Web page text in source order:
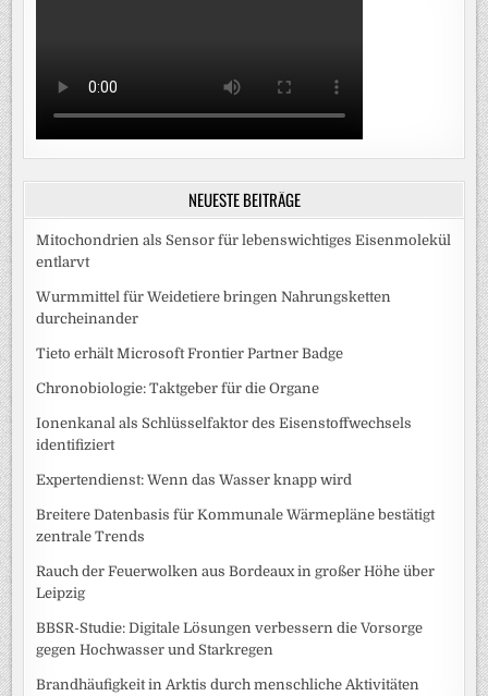
NEUESTE BEITRÄGE
Mitochondrien als Sensor für lebenswichtiges Eisenmolekül
entlarvt
Wurmmittel für Weidetiere bringen Nahrungsketten
durcheinander
Tieto erhält Microsoft Frontier Partner Badge
Chronobiologie: Taktgeber für die Organe
Ionenkanal als Schlüsselfaktor des Eisenstoffwechsels
identifiziert
Expertendienst: Wenn das Wasser knapp wird
Breitere Datenbasis für Kommunale Wärmepläne bestätigt
zentrale Trends
Rauch der Feuerwolken aus Bordeaux in großer Höhe über
Leipzig
BBSR-Studie: Digitale Lösungen verbessern die Vorsorge
gegen Hochwasser und Starkregen
Brandhäufigkeit in Arktis durch menschliche Aktivitäten